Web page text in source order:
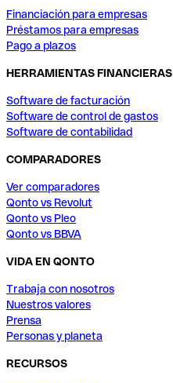
Financiación para empresas
Préstamos para empresas
Pago a plazos
HERRAMIENTAS FINANCIERAS
Software de facturación
Software de control de gastos
Software de contabilidad
COMPARADORES
Ver comparadores
Qonto vs Revolut
Qonto vs Pleo
Qonto vs BBVA
VIDA EN QONTO
Trabaja con nosotros
Nuestros valores
Prensa
Personas y planeta
RECURSOS